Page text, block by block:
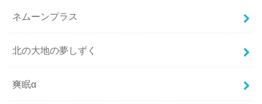
ネムーンプラス
北の大地の夢しずく
爽眠α